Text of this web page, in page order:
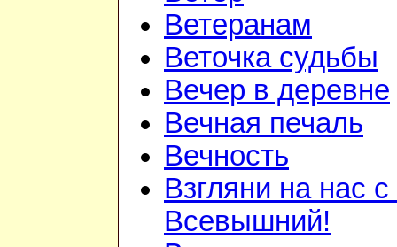
Ветеранам
Веточка судьбы
Вечер в деревне
Вечная печаль
Вечность
Взгляни на нас
Всевышний!